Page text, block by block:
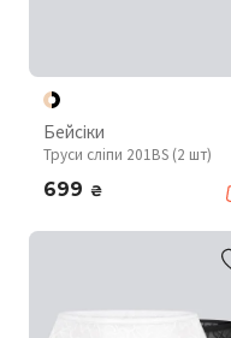
Бейсіки
Труси сліпи 201BS (2 шт)
699 ₴